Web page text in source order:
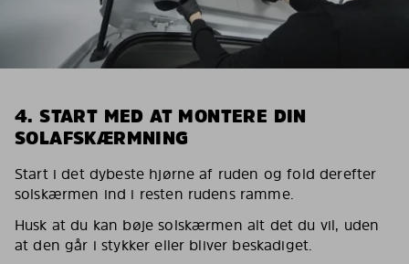
4. START MED AT MONTERE DIN
SOLAFSKÆRMNING
Start i det dybeste hjørne af ruden og fold derefter
solskærmen ind i resten rudens ramme.
Husk at du kan bøje solskærmen alt det du vil, uden
at den går i stykker eller bliver beskadiget.